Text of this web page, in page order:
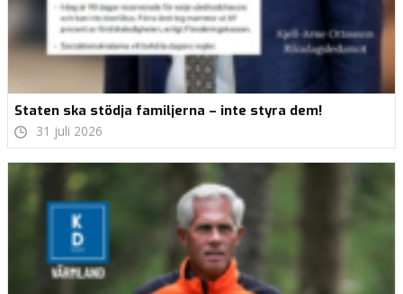
Staten ska stödja familjerna – inte styra dem!
31 juli 2026